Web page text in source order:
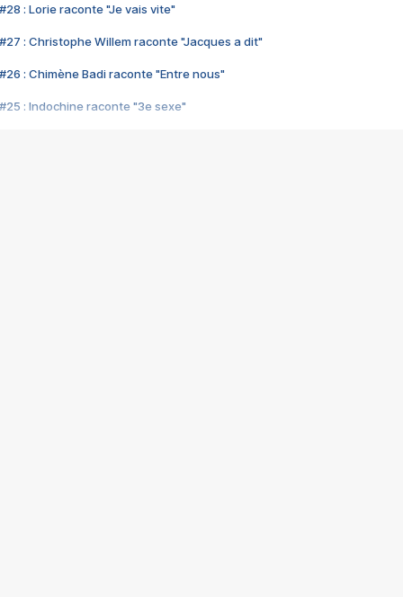
#28 : Lorie raconte "Je vais vite"
#27 : Christophe Willem raconte "Jacques a dit"
#26 : Chimène Badi raconte "Entre nous"
#25 : Indochine raconte "3e sexe"